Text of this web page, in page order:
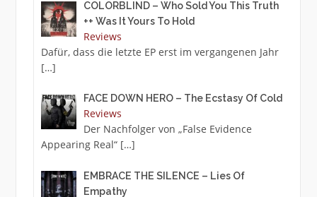
COLORBLIND – Who Sold You This Truth
++ Was It Yours To Hold
Reviews
Dafür, dass die letzte EP erst im vergangenen Jahr
[…]
FACE DOWN HERO – The Ecstasy Of Cold
Reviews
Der Nachfolger von „False Evidence
Appearing Real“ […]
EMBRACE THE SILENCE – Lies Of
Empathy